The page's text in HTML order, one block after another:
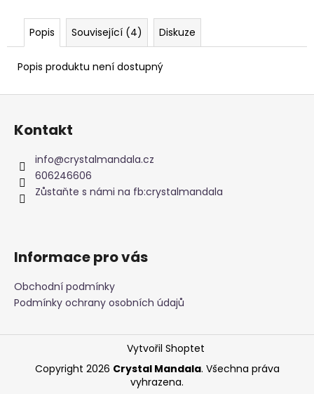
Popis Související (4) Diskuze
Popis produktu není dostupný
Z
Kontakt
info@crystalmandala.cz
606246606
Zůstaňte s námi na fb:crystalmandala
Informace pro vás
Obchodní podmínky
Podmínky ochrany osobních údajů
Vytvořil Shoptet
Copyright 2026 Crystal Mandala. Všechna práva
vyhrazena.